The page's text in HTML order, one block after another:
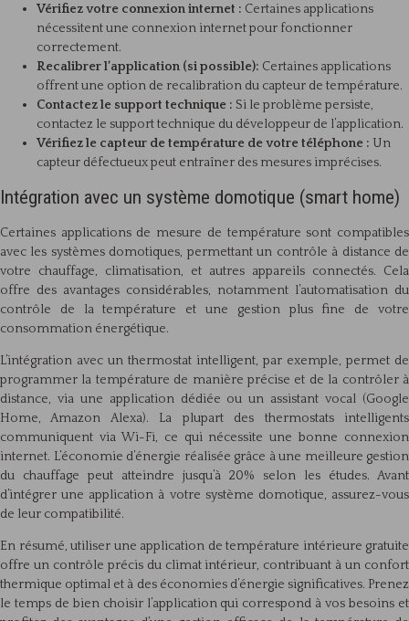
Vérifiez votre connexion internet : Certaines applications
nécessitent une connexion internet pour fonctionner
correctement.
Recalibrer l’application (si possible): Certaines applications
offrent une option de recalibration du capteur de température.
Contactez le support technique : Si le problème persiste,
contactez le support technique du développeur de l’application.
Vérifiez le capteur de température de votre téléphone : Un
capteur défectueux peut entraîner des mesures imprécises.
Intégration avec un système domotique (smart home)
Certaines applications de mesure de température sont compatibles
avec les systèmes domotiques, permettant un contrôle à distance de
votre chauffage, climatisation, et autres appareils connectés. Cela
offre des avantages considérables, notamment l’automatisation du
contrôle de la température et une gestion plus fine de votre
consommation énergétique.
L’intégration avec un thermostat intelligent, par exemple, permet de
programmer la température de manière précise et de la contrôler à
distance, via une application dédiée ou un assistant vocal (Google
Home, Amazon Alexa). La plupart des thermostats intelligents
communiquent via Wi-Fi, ce qui nécessite une bonne connexion
internet. L’économie d’énergie réalisée grâce à une meilleure gestion
du chauffage peut atteindre jusqu’à 20% selon les études. Avant
d’intégrer une application à votre système domotique, assurez-vous
de leur compatibilité.
En résumé, utiliser une application de température intérieure gratuite
offre un contrôle précis du climat intérieur, contribuant à un confort
thermique optimal et à des économies d’énergie significatives. Prenez
le temps de bien choisir l’application qui correspond à vos besoins et